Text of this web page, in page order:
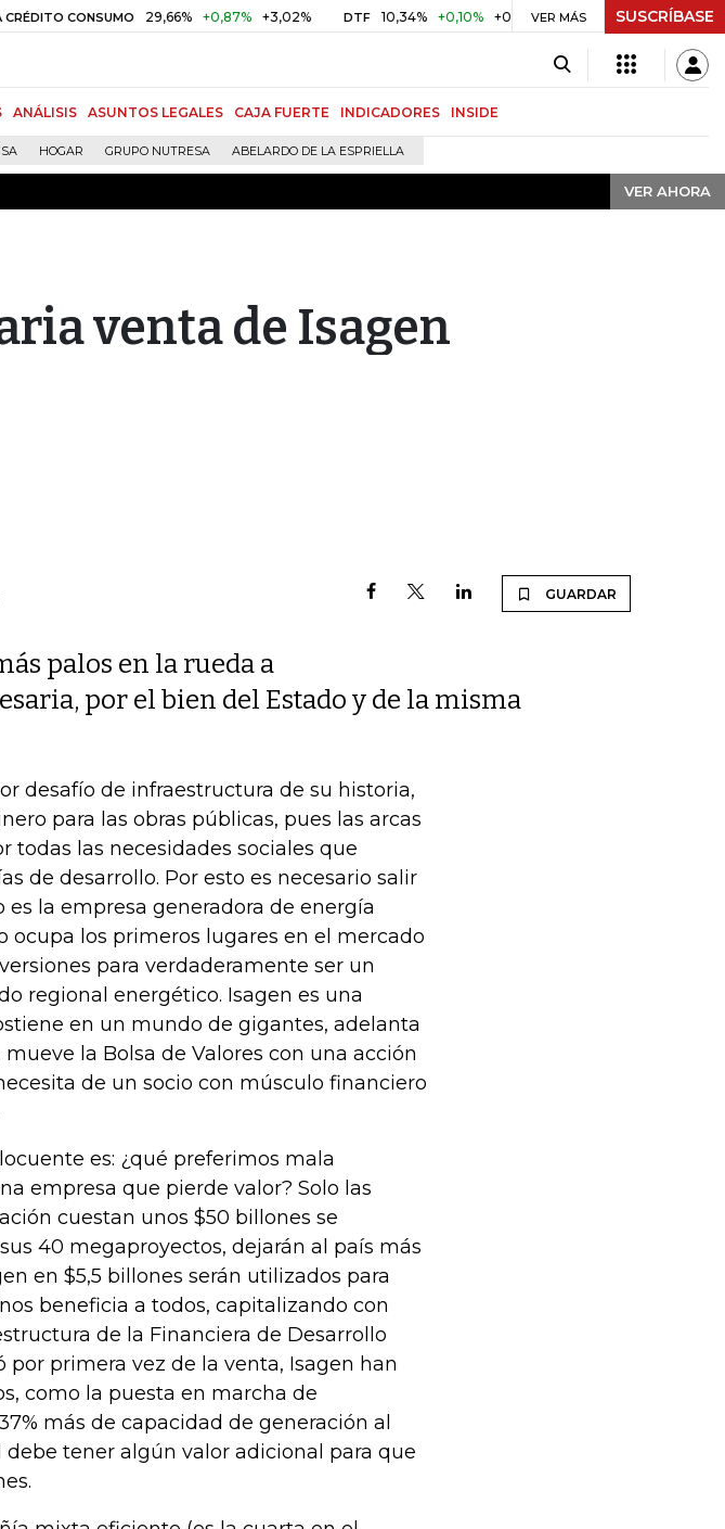
CONSUMO 29,66% +0,87% +3,02% DTF 10,34% +0,10% +0,98% UVR $ 416,91 +$ 0,05 +0,01%
VER MÁS SUSCRÍBASE
ANÁLISIS ASUNTOS LEGALES CAJA FUERTE INDICADORES INSIDE
HOGAR GRUPO NUTRESA ABELARDO DE LA ESPRIELLA
VER AHORA
VER AHORA
venta de Isagen
GUARDAR
palos en la rueda a
por el bien del Estado y de la misma
desafío de infraestructura de su historia,
para las obras públicas, pues las arcas
todas las necesidades sociales que
de desarrollo. Por esto es necesario salir
la empresa generadora de energía
ocupa los primeros lugares en el mercado
para verdaderamente ser un
regional energético. Isagen es una
en un mundo de gigantes, adelanta
la Bolsa de Valores con una acción
de un socio con músculo financiero
es: ¿qué preferimos mala
empresa que pierde valor? Solo las
cuestan unos $50 billones se
40 megaproyectos, dejarán al país más
en $5,5 billones serán utilizados para
beneficia a todos, capitalizando con
de la Financiera de Desarrollo
por primera vez de la venta, Isagen han
como la puesta en marcha de
más de capacidad de generación al
debe tener algún valor adicional para que